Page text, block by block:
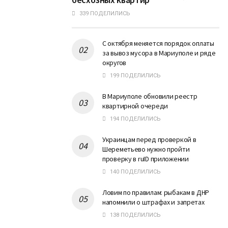
339 ПОДЕЛИЛИСЬ
С октября меняется порядок оплаты
за вывоз мусора в Мариуполе и ряде
округов
199 ПОДЕЛИЛИСЬ
В Мариуполе обновили реестр
квартирной очереди
194 ПОДЕЛИЛИСЬ
Украинцам перед проверкой в
Шереметьево нужно пройти
проверку в ruID приложении
140 ПОДЕЛИЛИСЬ
Ловим по правилам: рыбакам в ДНР
напомнили о штрафах и запретах
138 ПОДЕЛИЛИСЬ